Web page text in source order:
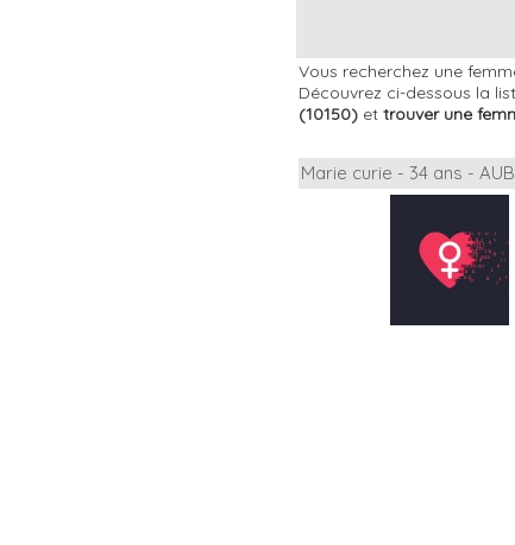
Vous recherchez une
Découvrez ci-dessous la
(10150) et trouver une
Marie curie - 34 ans -